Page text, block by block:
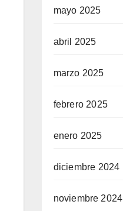
mayo 2025
abril 2025
marzo 2025
febrero 2025
enero 2025
diciembre 2024
noviembre 2024